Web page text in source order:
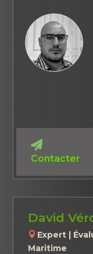
Contacter
David
Expert |
Maritime